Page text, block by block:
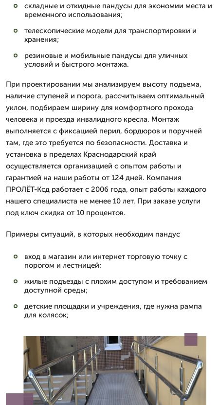
складные и откидные пандусы для экономии места и
временного использования;
телескопические модели для транспортировки и
хранения;
резиновые и мобильные пандусы для уличных
условий и быстрого монтажа.
При проектировании мы анализируем высоту подъема,
наличие ступеней и порога, рассчитываем оптимальный
уклон, подбираем ширину для комфортного прохода
человека и проезда инвалидного кресла. Монтаж
выполняется с фиксацией перил, бордюров и поручней
там, где это требуется по безопасности. Доставка и
установка в пределах Краснодарский край
осуществляется организацией с опытом работы и
гарантией на наши работы от 124 дней. Компания
ПРОЛЁТ-Ксд работает с 2006 года, опыт работы каждого
нашего специалиста не менее 10 лет. При заказе услуги
под ключ скидка от 10 процентов.
Примеры ситуаций, в которых необходим пандус
вход в магазин или интернет торговую точку с
порогом и лестницей;
жилые подъезды с плохим доступом и требованием
доступной среды;
детские площадки и учреждения, где нужна рампа
для колясок;